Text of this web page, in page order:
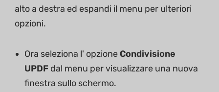
alto a destra ed espandi il menu per ulteriori
opzioni.
Ora seleziona l' opzione Condivisione
UPDF dal menu per visualizzare una nuova
finestra sullo schermo.